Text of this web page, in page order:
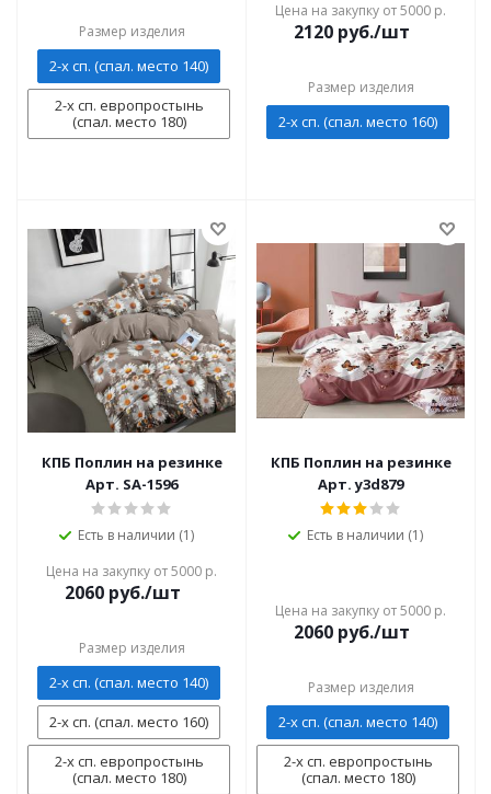
Размер изделия
2-х сп. (спал. место 140)
2-х сп. европростынь
(спал. место 180)
Цена на закупку от 5000 р.
2120 руб./шт
Размер изделия
2-х сп. (спал. место 160)
КПБ Поплин на резинке
Арт. SA-1596
Есть в наличии (1)
Цена на закупку от 5000 р.
2060 руб./шт
Размер изделия
2-х сп. (спал. место 140)
2-х сп. (спал. место 160)
2-х сп. европростынь
(спал. место 180)
КПБ Поплин на резинке
Арт. y3d879
Есть в наличии (1)
Цена на закупку от 5000 р.
2060 руб./шт
Размер изделия
2-х сп. (спал. место 140)
2-х сп. европростынь
(спал. место 180)